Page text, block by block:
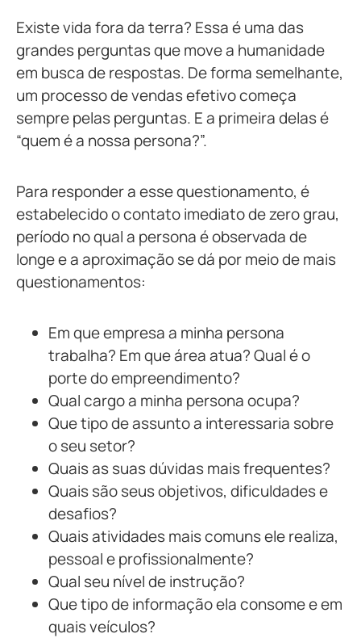
Existe vida fora da terra? Essa é uma das
grandes perguntas que move a humanidade
em busca de respostas. De forma semelhante,
um processo de vendas efetivo começa
sempre pelas perguntas. E a primeira delas é
“quem é a nossa persona?”.
Para responder a esse questionamento, é
estabelecido o contato imediato de zero grau,
período no qual a persona é observada de
longe e a aproximação se dá por meio de mais
questionamentos:
Em que empresa a minha persona
trabalha? Em que área atua? Qual é o
porte do empreendimento?
Qual cargo a minha persona ocupa?
Que tipo de assunto a interessaria sobre
o seu setor?
Quais as suas dúvidas mais frequentes?
Quais são seus objetivos, dificuldades e
desafios?
Quais atividades mais comuns ele realiza,
pessoal e profissionalmente?
Qual seu nível de instrução?
Que tipo de informação ela consome e em
quais veículos?